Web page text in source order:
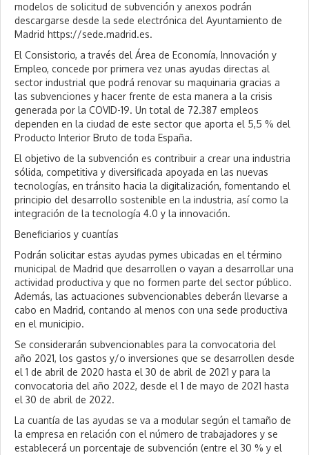
modelos de solicitud de subvención y anexos podrán
descargarse desde la sede electrónica del Ayuntamiento de
Madrid https://sede.madrid.es.
El Consistorio, a través del Área de Economía, Innovación y
Empleo, concede por primera vez unas ayudas directas al
sector industrial que podrá renovar su maquinaria gracias a
las subvenciones y hacer frente de esta manera a la crisis
generada por la COVID-19. Un total de 72.387 empleos
dependen en la ciudad de este sector que aporta el 5,5 % del
Producto Interior Bruto de toda España.
El objetivo de la subvención es contribuir a crear una industria
sólida, competitiva y diversificada apoyada en las nuevas
tecnologías, en tránsito hacia la digitalización, fomentando el
principio del desarrollo sostenible en la industria, así como la
integración de la tecnología 4.0 y la innovación.
Beneficiarios y cuantías
Podrán solicitar estas ayudas pymes ubicadas en el término
municipal de Madrid que desarrollen o vayan a desarrollar una
actividad productiva y que no formen parte del sector público.
Además, las actuaciones subvencionables deberán llevarse a
cabo en Madrid, contando al menos con una sede productiva
en el municipio.
Se considerarán subvencionables para la convocatoria del
año 2021, los gastos y/o inversiones que se desarrollen desde
el 1 de abril de 2020 hasta el 30 de abril de 2021 y para la
convocatoria del año 2022, desde el 1 de mayo de 2021 hasta
el 30 de abril de 2022.
La cuantía de las ayudas se va a modular según el tamaño de
la empresa en relación con el número de trabajadores y se
establecerá un porcentaje de subvención (entre el 30 % y el